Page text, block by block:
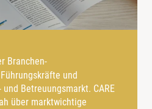
Branchen-
und
und Betreuungsmarkt. CARE
über marktwichtige